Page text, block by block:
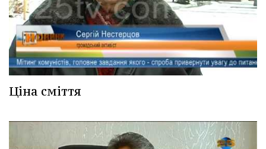
Ціна сміття